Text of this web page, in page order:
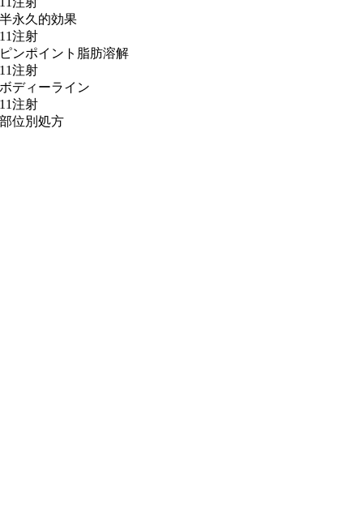
半永久的効果
11注射
ピンポイント脂肪溶解
11注射
ボディーライン
11注射
部位別処方